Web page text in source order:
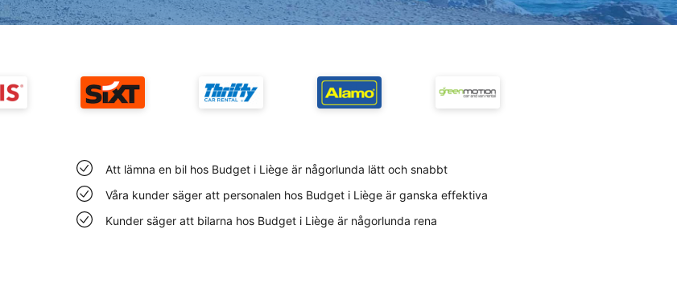
Att lämna en bil hos Budget i Liège är någorlunda lätt och snabbt
Våra kunder säger att personalen hos Budget i Liège är ganska effektiva
Kunder säger att bilarna hos Budget i Liège är någorlunda rena